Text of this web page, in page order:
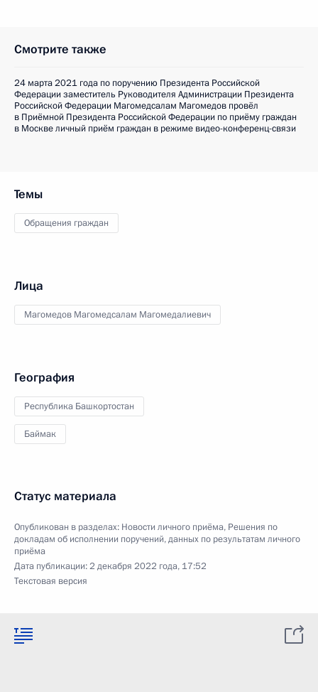
Смотрите также
24 марта 2021 года по поручению Президента Российской
Федерации заместитель Руководителя Администрации Президента
Российской Федерации Магомедсалам Магомедов провёл
в Приёмной Президента Российской Федерации по приёму граждан
в Москве личный приём граждан в режиме видео-конференц-связи
Темы
Обращения граждан
Лица
Магомедов Магомедсалам Магомедалиевич
География
Республика Башкортостан
Баймак
Статус материала
Опубликован в разделах: Новости личного приёма, Решения по
докладам об исполнении поручений, данных по результатам личного
приёма
Дата публикации:2 декабря 2022 года, 17:52
Текстовая версия